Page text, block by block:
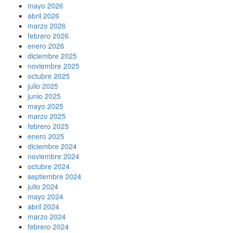
mayo 2026
abril 2026
marzo 2026
febrero 2026
enero 2026
diciembre 2025
noviembre 2025
octubre 2025
julio 2025
junio 2025
mayo 2025
marzo 2025
febrero 2025
enero 2025
diciembre 2024
noviembre 2024
octubre 2024
septiembre 2024
julio 2024
mayo 2024
abril 2024
marzo 2024
febrero 2024